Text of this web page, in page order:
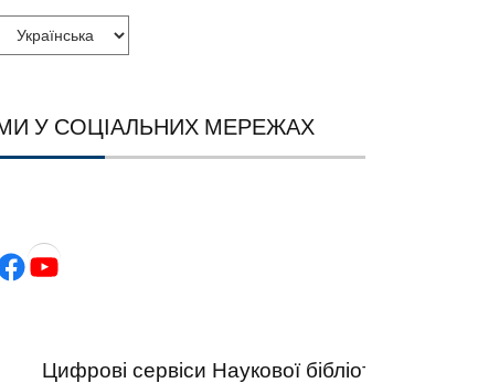
У СОЦІАЛЬНИХ МЕРЕЖАХ
YouTube
Цифрові сервіси Наукової бібліотеки НУК —